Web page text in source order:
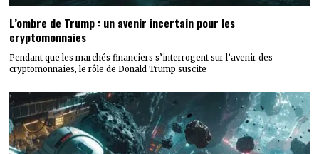
L’ombre de Trump : un avenir incertain pour les
cryptomonnaies
Pendant que les marchés financiers s’interrogent sur l’avenir des
cryptomonnaies, le rôle de Donald Trump suscite